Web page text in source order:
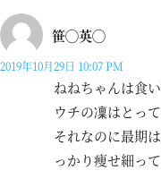
笹◯英◯
2019年10月29日 10:07 PM
ねねちゃんは食
ウチの凜はとっ
それなのに最期
っかり痩せ細っ